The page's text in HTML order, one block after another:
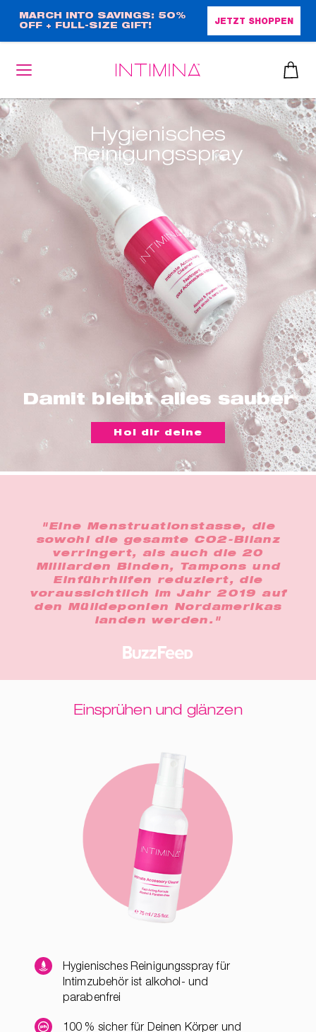
zum
Inhalt
MARCH INTO SAVINGS: 50%
OFF + FULL-SIZE GIFT!
JETZT SHOPPEN
Damit bleibt alles sauber
Hygienisches
Reinigungsspray
Hol dir deine
"Eine Menstruationstasse, die
sowohl die gesamte CO2-Bilanz
verringert, als auch die 20
Milliarden Binden, Tampons und
Einführhilfen reduziert, die
voraussichtlich im Jahr 2019 auf
den Mülldeponien Nordamerikas
landen werden."
Einsprühen und glänzen
Hygienisches Reinigungsspray für
Intimzubehör ist alkohol- und
parabenfrei
100 % sicher für Deinen Körper und